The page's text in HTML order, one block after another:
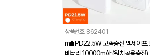
상품번호 862401
milli PD22.5W 고속충전 맥세이프
배터리 10000mAh(워치공용충전)